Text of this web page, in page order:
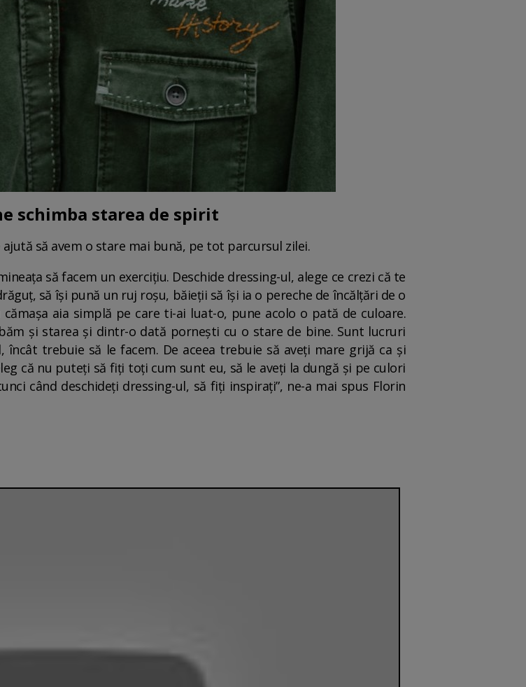
schimba starea de spirit
să avem o stare mai bună, pe tot parcursul zilei.
să facem un exercițiu. Deschide dressing-ul, alege ce crezi că te
să își pună un ruj roșu, băieții să își ia o pereche de încălțări de o
aia simplă pe care ti-ai luat-o, pune acolo o pată de culoare.
și starea și dintr-o dată pornești cu o stare de bine. Sunt lucruri
trebuie să le facem. De aceea trebuie să aveți mare grijă ca și
că nu puteți să fiți toți cum sunt eu, să le aveți la dungă și pe culori
când deschideți dressing-ul, să fiți inspirați”, ne-a mai spus Florin